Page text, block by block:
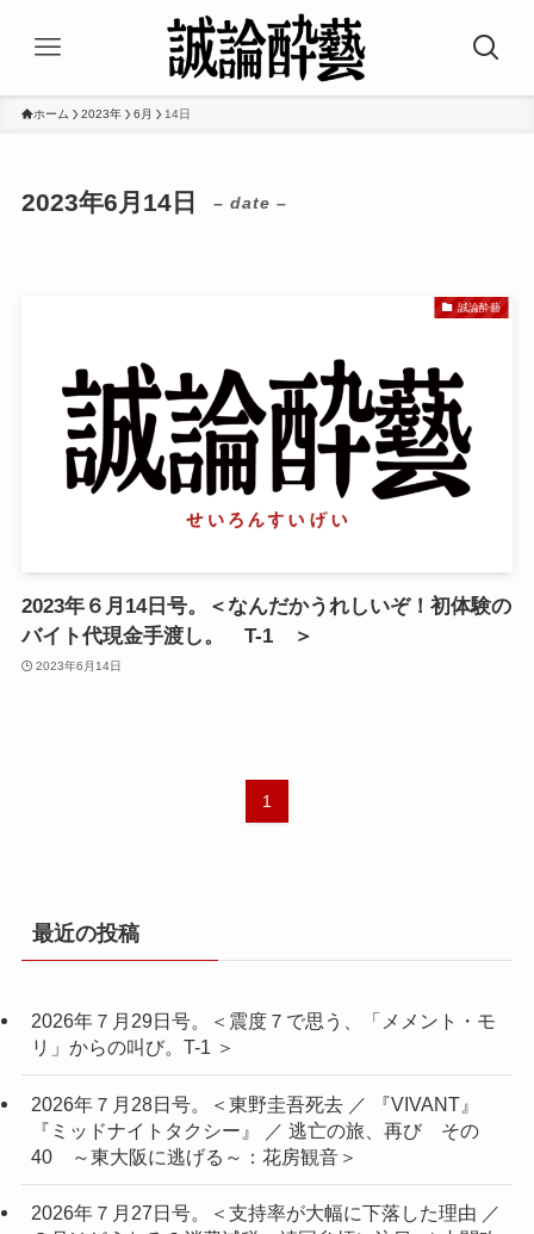
ホーム 2023年 6月 14日
2023年6月14日 – date –
誠論酔藝
2023年６月14日号。＜なんだかうれしいぞ！初体験の
バイト代現金手渡し。 T-1 ＞
2023年6月14日
1
最近の投稿
2026年７月29日号。＜震度７で思う、「メメント・モ
リ」からの叫び。T-1 ＞
2026年７月28日号。＜東野圭吾死去 ／ 『VIVANT』
『ミッドナイトタクシー』 ／ 逃亡の旅、再び その
40 ～東大阪に逃げる～：花房観音＞
2026年７月27日号。＜支持率が大幅に下落した理由 ／